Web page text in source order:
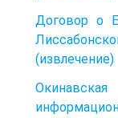
Договор о
(извлечение)